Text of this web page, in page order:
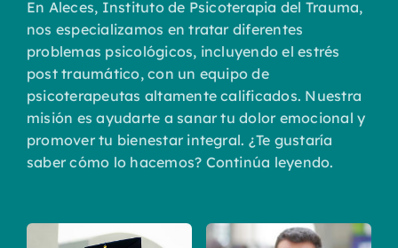
En Aleces, Instituto de Psicoterapia del Trauma,
nos especializamos en tratar diferentes
problemas psicológicos, incluyendo el estrés
post traumático, con un equipo de
psicoterapeutas altamente calificados. Nuestra
misión es ayudarte a sanar tu dolor emocional y
promover tu bienestar integral. ¿Te gustaría
saber cómo lo hacemos? Continúa leyendo.